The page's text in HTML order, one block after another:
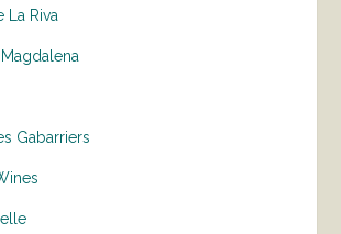
La Riva
Gabarriers